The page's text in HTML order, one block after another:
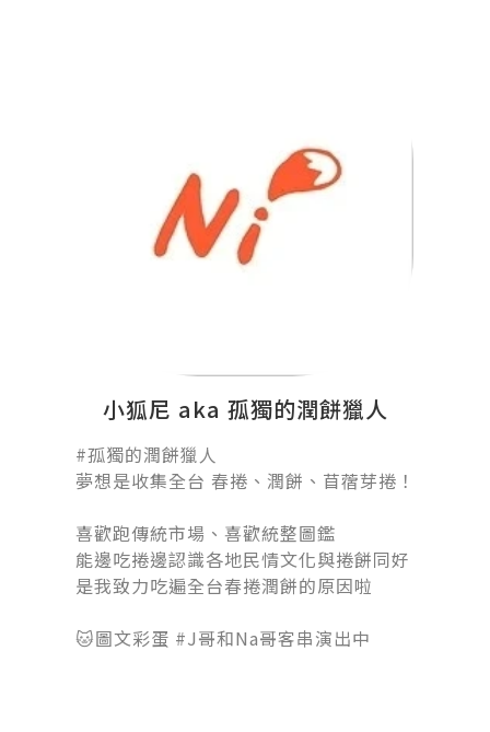
小狐尼 aka 孤獨的潤餅獵人
#孤獨的潤餅獵人󠀠
夢想是收集全台 春捲、潤餅、苜蓿芽捲！
喜歡跑傳統市場、喜歡統整圖鑑
能邊吃捲邊認識各地民情文化與捲餅同好
是我致力吃遍全台春捲潤餅的原因啦
🐱圖文彩蛋 #J哥和Na哥客串演出中